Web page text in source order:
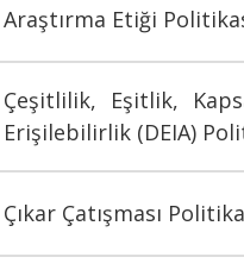
Araştırma Etiği
Çeşitlilik, Eşitlik,
Erişilebilirlik (DEIA)
Çıkar Çatışması